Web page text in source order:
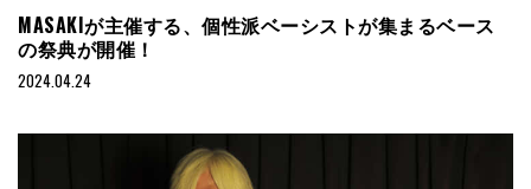
MASAKIが主催する、個性派ベーシストが集まるベース
の祭典が開催！
2024.04.24